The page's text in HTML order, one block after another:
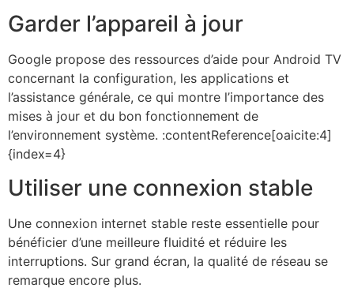
Garder l’appareil à jour
Google propose des ressources d’aide pour Android TV
concernant la configuration, les applications et
l’assistance générale, ce qui montre l’importance des
mises à jour et du bon fonctionnement de
l’environnement système. :contentReference[oaicite:4]
{index=4}
Utiliser une connexion stable
Une connexion internet stable reste essentielle pour
bénéficier d’une meilleure fluidité et réduire les
interruptions. Sur grand écran, la qualité de réseau se
remarque encore plus.